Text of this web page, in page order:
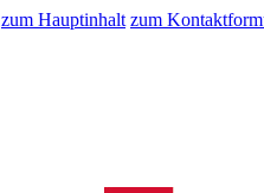
zum Hauptinhalt zum